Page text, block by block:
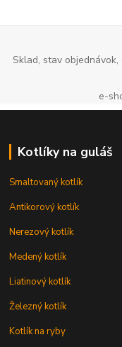
Sklad, stav
e-
Kotlíky na guláš
Smaltovaný kotlík
Antikorový kotlík
Nerezový kotlík
Medený kotlík
Liatinový kotlík
Železný kotlík
Kotlík na ryby